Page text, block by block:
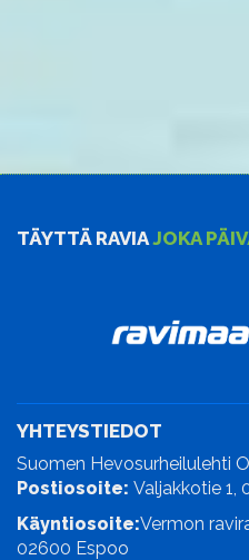
TÄYTTÄ RAVIAJOKA
YHTEYSTIEDOT
Suomen Hevosurheilulehti
Postiosoite: Valjakkotie 1,
Käyntiosoite:Vermon
02600 Espoo